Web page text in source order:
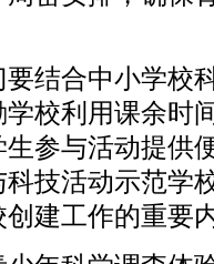
合中小学校
校利用课余时
参与活动提供
技活动示范学
建工作的重要